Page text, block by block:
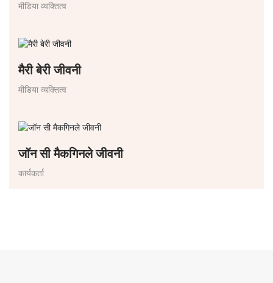
मीडिया व्यक्तित्व
मैरी बेरी जीवनी
मीडिया व्यक्तित्व
जॉन सी मैकगिनले जीवनी
कार्यकर्ता